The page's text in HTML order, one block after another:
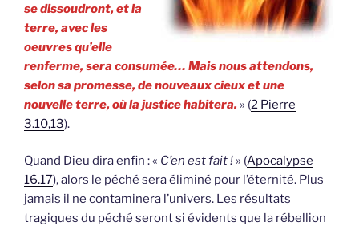
se dissoudront, et la
terre, avec les
oeuvres qu’elle
renferme, sera consumée… Mais nous attendons,
selon sa promesse, de nouveaux cieux et une
nouvelle terre, où la justice habitera. » (2 Pierre
3.10,13).
Quand Dieu dira enfin : « C’en est fait ! » (Apocalypse
16.17), alors le péché sera éliminé pour l’éternité. Plus
jamais il ne contaminera l’univers. Les résultats
tragiques du péché seront si évidents que la rébellion